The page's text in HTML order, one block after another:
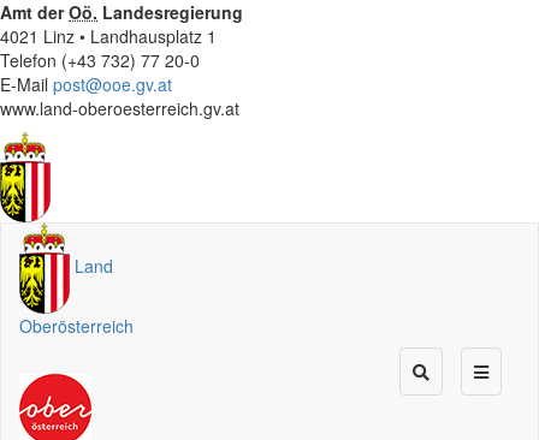
Amt derOö. Landesregierung
4021 Linz • Landhausplatz 1
Telefon (+43 732) 77 20-0
E-Mail post@ooe.gv.at
www.land-oberoesterreich.gv.at
Land
Oberösterreich